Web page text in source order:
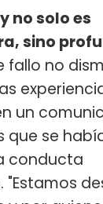
no solo es
sino
fallo no
un
que se
conducta
. "Estamos